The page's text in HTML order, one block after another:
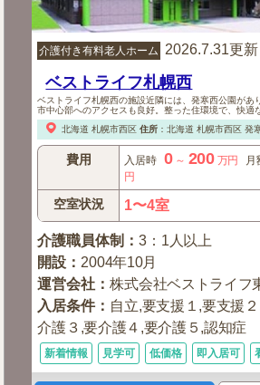
介護付き有料老人ホーム 2026.7.31更新
ベストライフ札幌西
ベストライフ札幌西の施設近隣には、発寒西公園があ
市中心部へのアクセスも良好。整った住環境で、快適
北海道 札幌市西区 住所： 北海道 札幌市西区発
費用 入居時 0～ 200 万円 月
円
空室状況 1〜4室
介護職員体制 ：3：1人以上
開設 ： 2004年10月
運営会社 ：株式会社ベストライフ
入居条件： 自立,要支援１,要支援
介護３,要介護４,要介護５,認知症
新着情報 見学可 低価格 即入居可